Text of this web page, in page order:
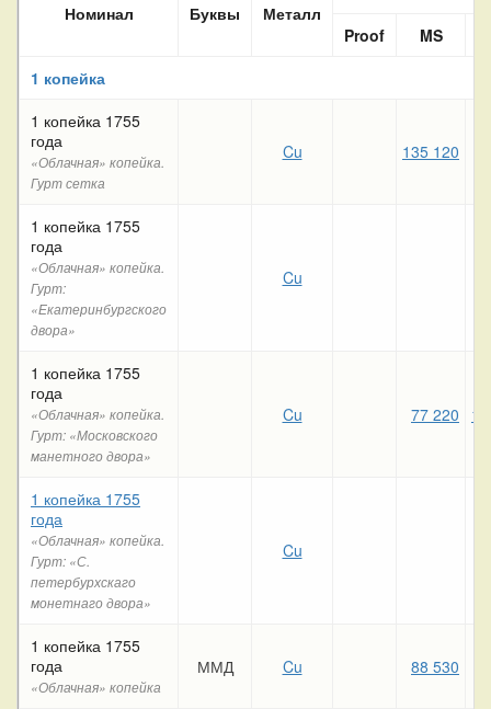
Номинал Буквы Металл
Proof
MS
1 копейка
1 копейка 1755
года
«Облачная» копейка.
Гурт сетка
Cu 135 120
1 копейка 1755
года
«Облачная» копейка.
Гурт:
«Екатеринбургского
двора»
Cu
1 копейка 1755
года
«Облачная» копейка.
Гурт: «Московского
манетного двора»
Cu 77 220
1 копейка 1755
года
«Облачная» копейка.
Гурт: «С.
петербурхскаго
монетнаго двора»
Cu
1 копейка 1755
года
«Облачная» копейка
ММД Cu 88 530